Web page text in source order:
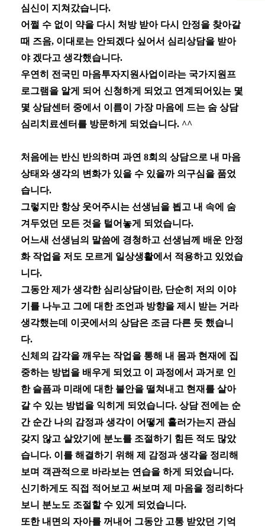
심신이 지쳐갔습니다.
어쩔 수 없이 약을 다시 처방 받아 다시 안정을 찾아갈
때 즈음, 이대로는 안되겠다 싶어서 심리상담을 받아
야 겠다고 생각했습니다.
우연히 전국민 마음투자지원사업이라는 국가지원프
로그램을 알게 되어 신청하게 되었고 연계되어있는 몇
몇 상담센터 중에서 이름이 가장 마음에 드는 숨 상담
심리치료센터를 방문하게 되었습니다. ^^
처음에는 반신 반의하며 과연8회의 상담으로 내 마음
상태와 생각의 변화가 있을 수 있을까 의구심을 품었
습니다.
그렇지만 항상 웃어주시는 선생님을 뵙고 내 속에 숨
겨두었던 모든 것을 털어놓게 되었습니다.
어느새 선생님의 말씀에 경청하고 선생님께 배운 안정
화 작업을 저도 모르게 일상생활에서 적용하고 있었습
니다.
그동안 제가 생각한 심리상담이란, 단순히 저의 이야
기를 나누고 그에 대한 조언과 방향을 제시 받는 거라
생각했는데 이곳에서의 상담은 조금 다른 듯 했습니
다.
신체의 감각을 깨우는 작업을 통해 내 몸과 현재에 집
중하는 방법을 배우게 되었고 이 과정에서 과거로 인
한 슬픔과 미래에 대한 불안을 떨쳐내고 현재를 살아
갈 수 있는 방법을 익히게 되었습니다.상담 전에는 순
간 순간 나의 감정과 생각이 어떻게 흘러가는지 관심
갖지 않고 살았기에 분노를 조절하기 힘든 적도 많았
습니다. 이를 해결하기 위해 제 감정과 생각을 정리해
보며 객관적으로 바라보는 연습을 하게 되었습니다.
신기하게도 직접 적어보고 써보며 제 마음을 정리하다
보니 분노도 조절할 수 있게 되었습니다.
또한 내면의 자아를 꺼내어 그동안 고통 받았던 기억